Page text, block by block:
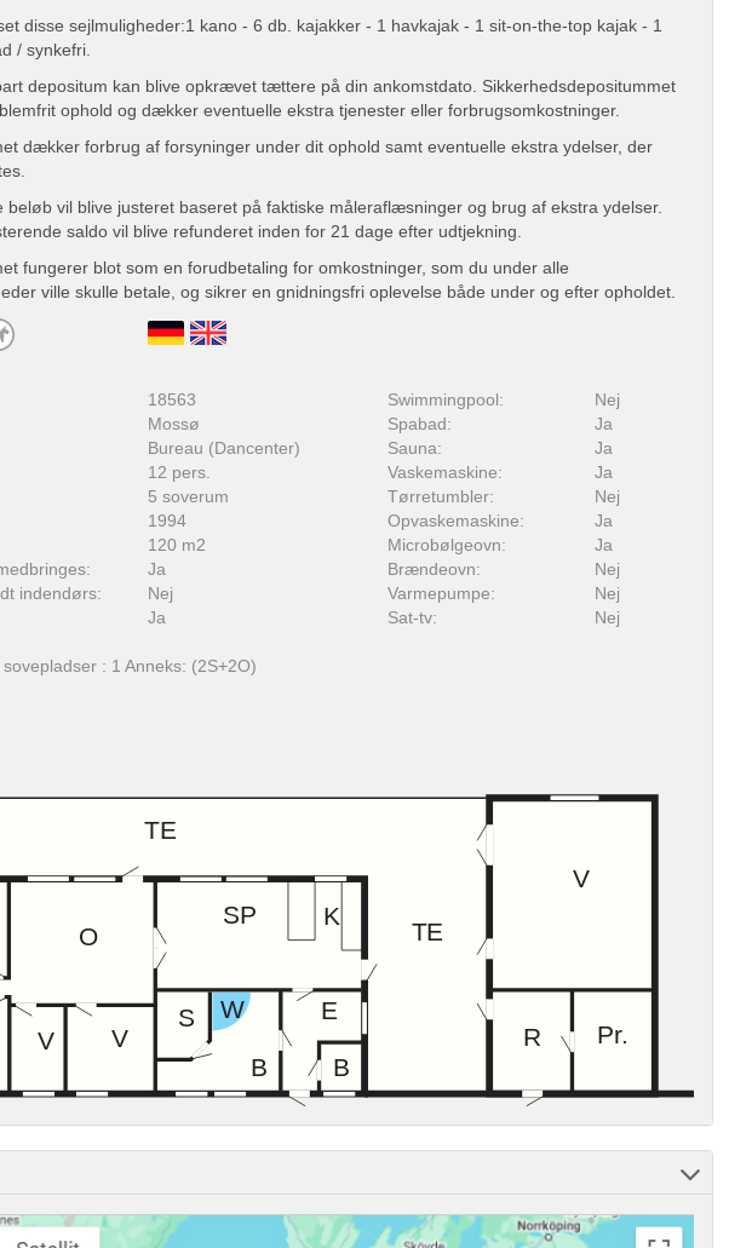
disse sejlmuligheder:1 kano - 6 db. kajakker - 1 havkajak - 1 sit-on-the-top kajak - 1
/ synkefri.
depositum kan blive opkrævet tættere på din ankomstdato. Sikkerhedsdepositummet
ophold og dækker eventuelle ekstra tjenester eller forbrugsomkostninger.
dækker forbrug af forsyninger under dit ophold samt eventuelle ekstra ydelser, der
beløb vil blive justeret baseret på faktiske måleraflæsninger og brug af ekstra ydelser.
saldo vil blive refunderet inden for 21 dage efter udtjekning.
fungerer blot som en forudbetaling for omkostninger, som du under alle
ville skulle betale, og sikrer en gnidningsfri oplevelse både under og efter opholdet.
18563
Mossø
Bureau (Dancenter)
12 pers.
5 soverum
1994
120 m2
Ja
indendørs:
Nej
Ja
Swimmingpool:
Nej
Spabad:
Ja
Sauna:
Ja
Vaskemaskine:
Ja
Tørretumbler:
Nej
Opvaskemaskine:
Ja
Microbølgeovn:
Ja
Brændeovn:
Nej
Varmepumpe:
Nej
Sat-tv:
Nej
: 1 Anneks: (2S+2O)